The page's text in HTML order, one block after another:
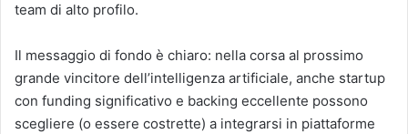
team di alto profilo.
Il messaggio di fondo è chiaro: nella corsa al prossimo
grande vincitore dell’intelligenza artificiale, anche startup
con funding significativo e backing eccellente possono
scegliere (o essere costrette) a integrarsi in piattaforme